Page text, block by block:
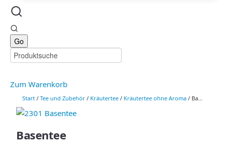
Zum Warenkorb
Start / Tee und Zubehör / Kräutertee / Kräutertee ohne Aroma / Basentee
Basentee